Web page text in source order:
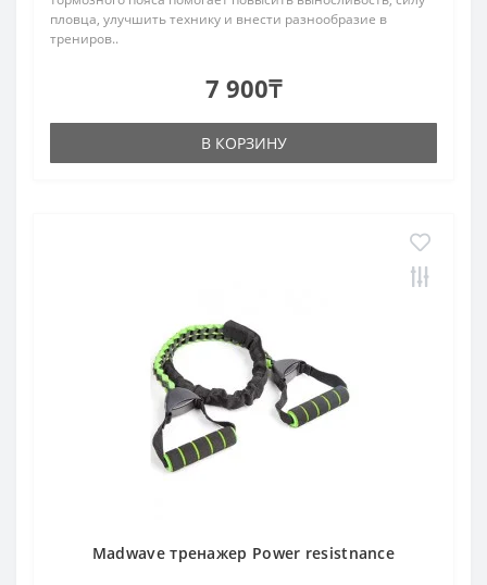
пловца, улучшить технику и внести разнообразие в
трениров..
7 900₸
В КОРЗИНУ
Madwave тренажер Power resistnance